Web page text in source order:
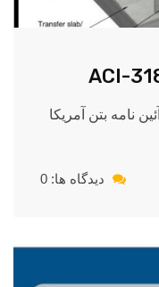
آئین نامه بتن آمریکا ACI-318-19 آئین نامه بتن آمریکا
دیدگاه ها: 0